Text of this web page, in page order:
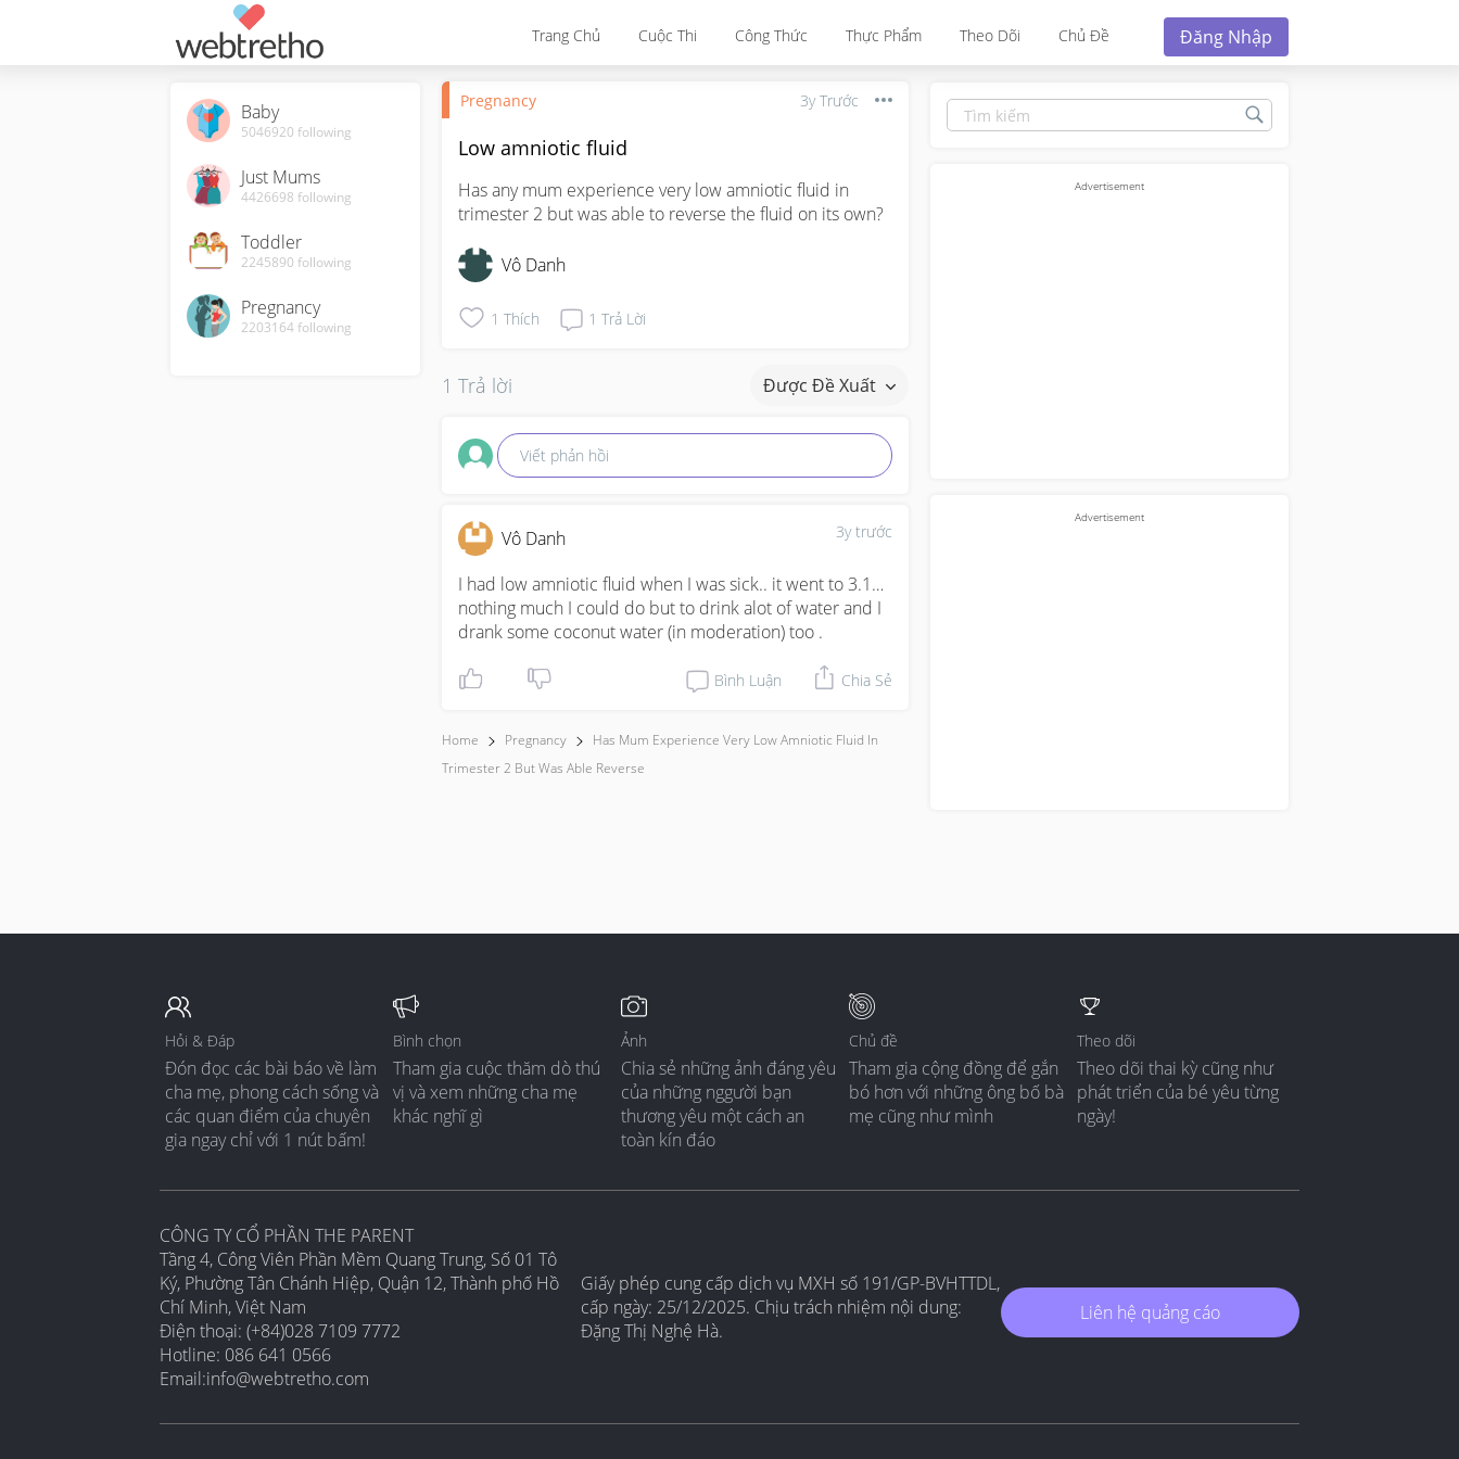
Trang Chủ Cuộc Thi Công Thức Thực Phẩm Theo Dõi Chủ Đề Đăng Nhập
Baby
5046920 following
Just Mums
4426698 following
Toddler
2245890 following
Pregnancy
2203164following
Pregnancy 3y Trước
Low amniotic fluid
Has any mum experience very low amniotic fluid in
trimester 2 but was able to reverse the fluid on its own?
Vô Danh
1 Thích 1 Trả Lời
1 Trả lời Được Đề Xuất
Viết phản hồi
3y trước
Vô Danh
I had low amniotic fluid when I was sick.. it went to 3.1…
nothing much I could do but to drink alot of water and I
drank some coconut water (in moderation) too .
Bình Luận Chia Sẻ
Home Pregnancy
Has Mum Experience Very Low Amniotic Fluid In
Trimester 2 But Was Able Reverse
Hỏi & Đáp
Đón đọc các bài báo về làm
cha mẹ, phong cách sống và
các quan điểm của chuyên
gia ngay chỉ với 1 nút bấm!
Bình chọn
Tham gia cuộc thăm dò thú
vị và xem những cha mẹ
khác nghĩ gì
Ảnh
Chia sẻ những ảnh đáng yêu
của những nggười bạn
thương yêu một cách an
toàn kín đáo
Chủ đề
Tham gia cộng đồng để gắn
bó hơn với những ông bố bà
mẹ cũng như mình
Theo dõi
Theo dõi thai kỳ cũng như
phát triển của bé yêu từng
ngày!
CÔNG TY CỔ PHẦN THE PARENT
Tầng 4, Công Viên Phần Mềm Quang Trung, Số 01 Tô
Ký, Phường Tân Chánh Hiệp, Quận 12, Thành phố Hồ
Chí Minh, Việt Nam
Điện thoại: (+84)028 7109 7772
Hotline: 086 641 0566
Email:info@webtretho.com
Giấy phép cung cấp dịch vụ MXH số 191/GP-BVHTTDL,
cấp ngày: 25/12/2025. Chịu trách nhiệm nội dung:
Đặng Thị Nghệ Hà.
Liên hệ quảng cáo